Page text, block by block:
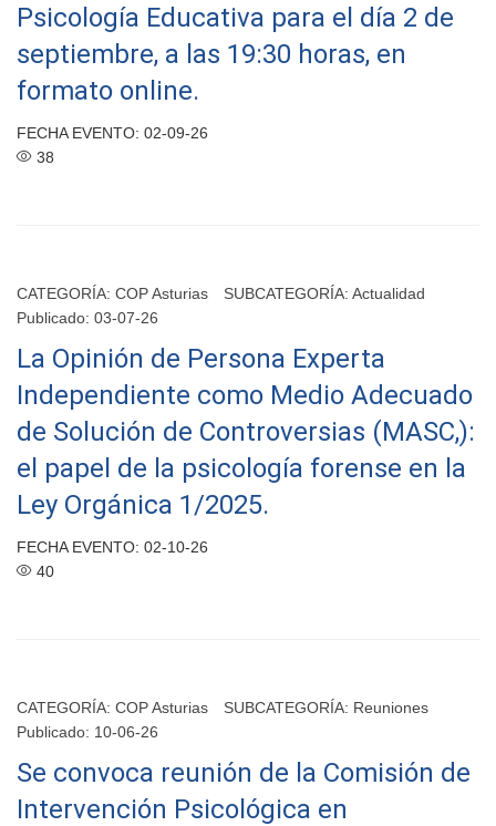
Psicología Educativa para el día 2 de
septiembre, a las 19:30 horas, en
formato online.
FECHA EVENTO: 02-09-26
38
CATEGORÍA: COP Asturias SUBCATEGORÍA: Actualidad
Publicado: 03-07-26
La Opinión de Persona Experta
Independiente como Medio Adecuado
de Solución de Controversias (MASC,):
el papel de la psicología forense en la
Ley Orgánica 1/2025.
FECHA EVENTO: 02-10-26
40
CATEGORÍA: COP Asturias SUBCATEGORÍA: Reuniones
Publicado: 10-06-26
Se convoca reunión de la Comisión de
Intervención Psicológica en